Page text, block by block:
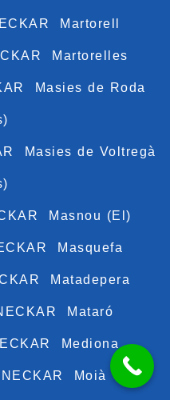
Martorell
Martorelles
Masies de Roda
Masies de Voltregà
Masnou (El)
Masquefa
Matadepera
Mataró
Mediona
Moià